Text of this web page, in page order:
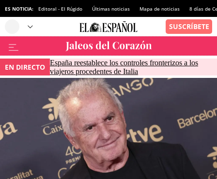
ES NOTICIA: Editoral - El Rúgido Últimas noticias Mapa de noticias 8 días de
EN DIRECTO España reestablece los controles fronterizos a los
viajeros procedentes de Italia